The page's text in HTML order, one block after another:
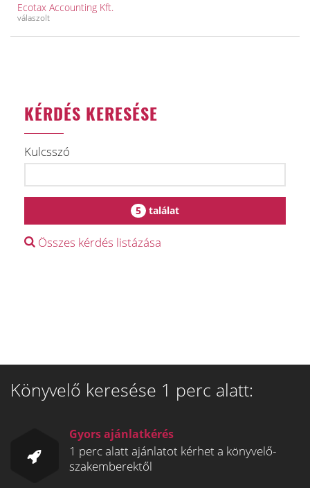
Ecotax Accounting Kft.
válaszolt
KÉRDÉS KERESÉSE
Kulcsszó
5 találat
Összes kérdés listázása
Könyvelő keresése 1 perc alatt:
Gyors ajánlatkérés
1 perc alatt ajánlatot kérhet a könyvelő-
szakemberektől